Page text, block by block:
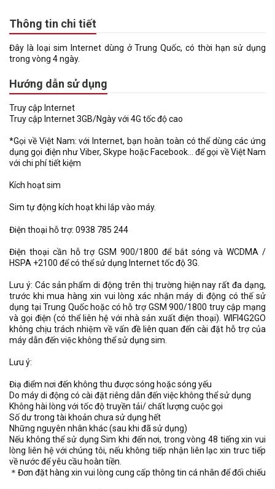
Thông tin chi tiết
Đây là loại sim Internet dùng ở Trung Quốc, có thời hạn sử dụng
trong vòng 4 ngày.
Hướng dẫn sử dụng
Truy cập Internet
Truy cập Internet 3GB/Ngày với 4G tốc độ cao
*Gọi về Việt Nam: với Internet, bạn hoàn toàn có thể dùng các ứng
dụng gọi điện như Viber, Skype hoặc Facebook… để gọi về Việt Nam
với chi phí tiết kiệm
Kích hoạt sim
Sim tự động kích hoạt khi lắp vào máy.
Điện thoại hỗ trợ: 0938 785 244
Điện thoại cần hỗ trợ GSM 900/1800 để bắt sóng và WCDMA /
HSPA +2100 để có thể sử dụng Internet tốc độ 3G.
Lưu ý: Các sản phẩm di động trên thị trường hiện nay rất đa dạng,
trước khi mua hàng xin vui lòng xác nhận máy di động có thế sử
dụng tại Trung Quốc hoặc có hỗ trợ GSM 900/1800 truy cập mạng
và gọi điện (có thể liên hệ với nhà sản xuất điện thoại). WIFI4G2GO
không chịu trách nhiệm về vấn đề liên quan đến cài đặt hỗ trợ của
máy dẫn đến việc không thể sử dụng sim.
Lưu ý:
Điạ điểm nơi đến không thu được sóng hoặc sóng yếu
Do máy di động có cài đặt riêng dẫn đến việc không thể sử dụng
Không hài lòng với tốc độ truyền tải/ chất lượng cuộc gọi
Số dư trong tài khoản chưa sử dụng hết
Những nguyên nhân khác (sau khi đã sử dụng)
Nếu không thể sử dụng Sim khi đến nơi, trong vòng 48 tiếng xin vui
lòng liên hệ với chúng tôi, nếu không tiếp nhận liên lạc xin trưc tiếp
về nước để yêu cầu hoàn tiền.
＊Đơn đặt hàng xin vui lòng cung cấp thông tin cá nhân để đối chiếu